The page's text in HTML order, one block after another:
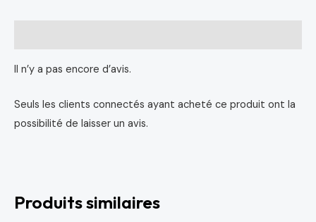
Il n’y a pas encore d’avis.
Seuls les clients connectés ayant acheté ce produit ont la
possibilité de laisser un avis.
Produits similaires